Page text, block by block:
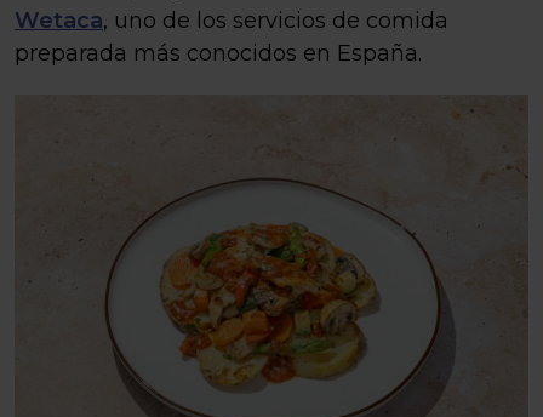
Wetaca, uno de los servicios de comida
preparada más conocidos en España.